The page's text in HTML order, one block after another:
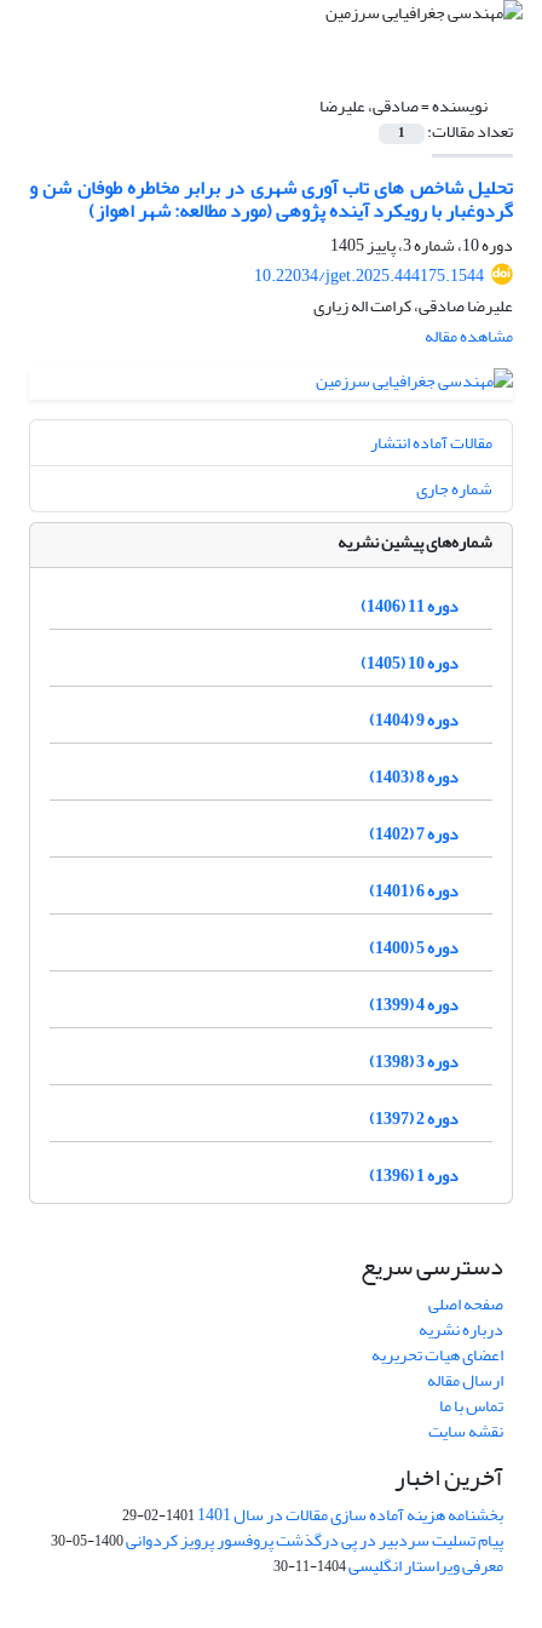
نویسنده =صادقی، علیرضا
تعداد مقالات: 1
تحلیل شاخص های تاب آوری شهری در برابر مخاطره طوفان شن و
گردوغبار با رویکرد آینده پژوهی (مورد مطالعه: شهر اهواز)
دوره 10، شماره 3، پاییز 1405
10.22034/jget.2025.444175.1544
علیرضا صادقی، کرامت اله زیاری
مشاهده مقاله
مقالات آماده انتشار
شماره جاری
شماره‌های پیشین نشریه
دوره 11 (1406)
دوره 10 (1405)
دوره 9 (1404)
دوره 8 (1403)
دوره 7 (1402)
دوره 6 (1401)
دوره 5 (1400)
دوره 4 (1399)
دوره 3 (1398)
دوره 2 (1397)
دوره 1 (1396)
دسترسی سریع
صفحه اصلی
درباره نشریه
اعضای هیات تحریریه
ارسال مقاله
تماس با ما
نقشه سایت
آخرین اخبار
بخشنامه هزینه آماده سازی مقالات در سال 1401 1401-02-29
پیام تسلیت سردبیر در پی درگذشت پروفسور پرویز کردوانی1400-05-30
معرفی ویراستار انگلیسی1404-11-30